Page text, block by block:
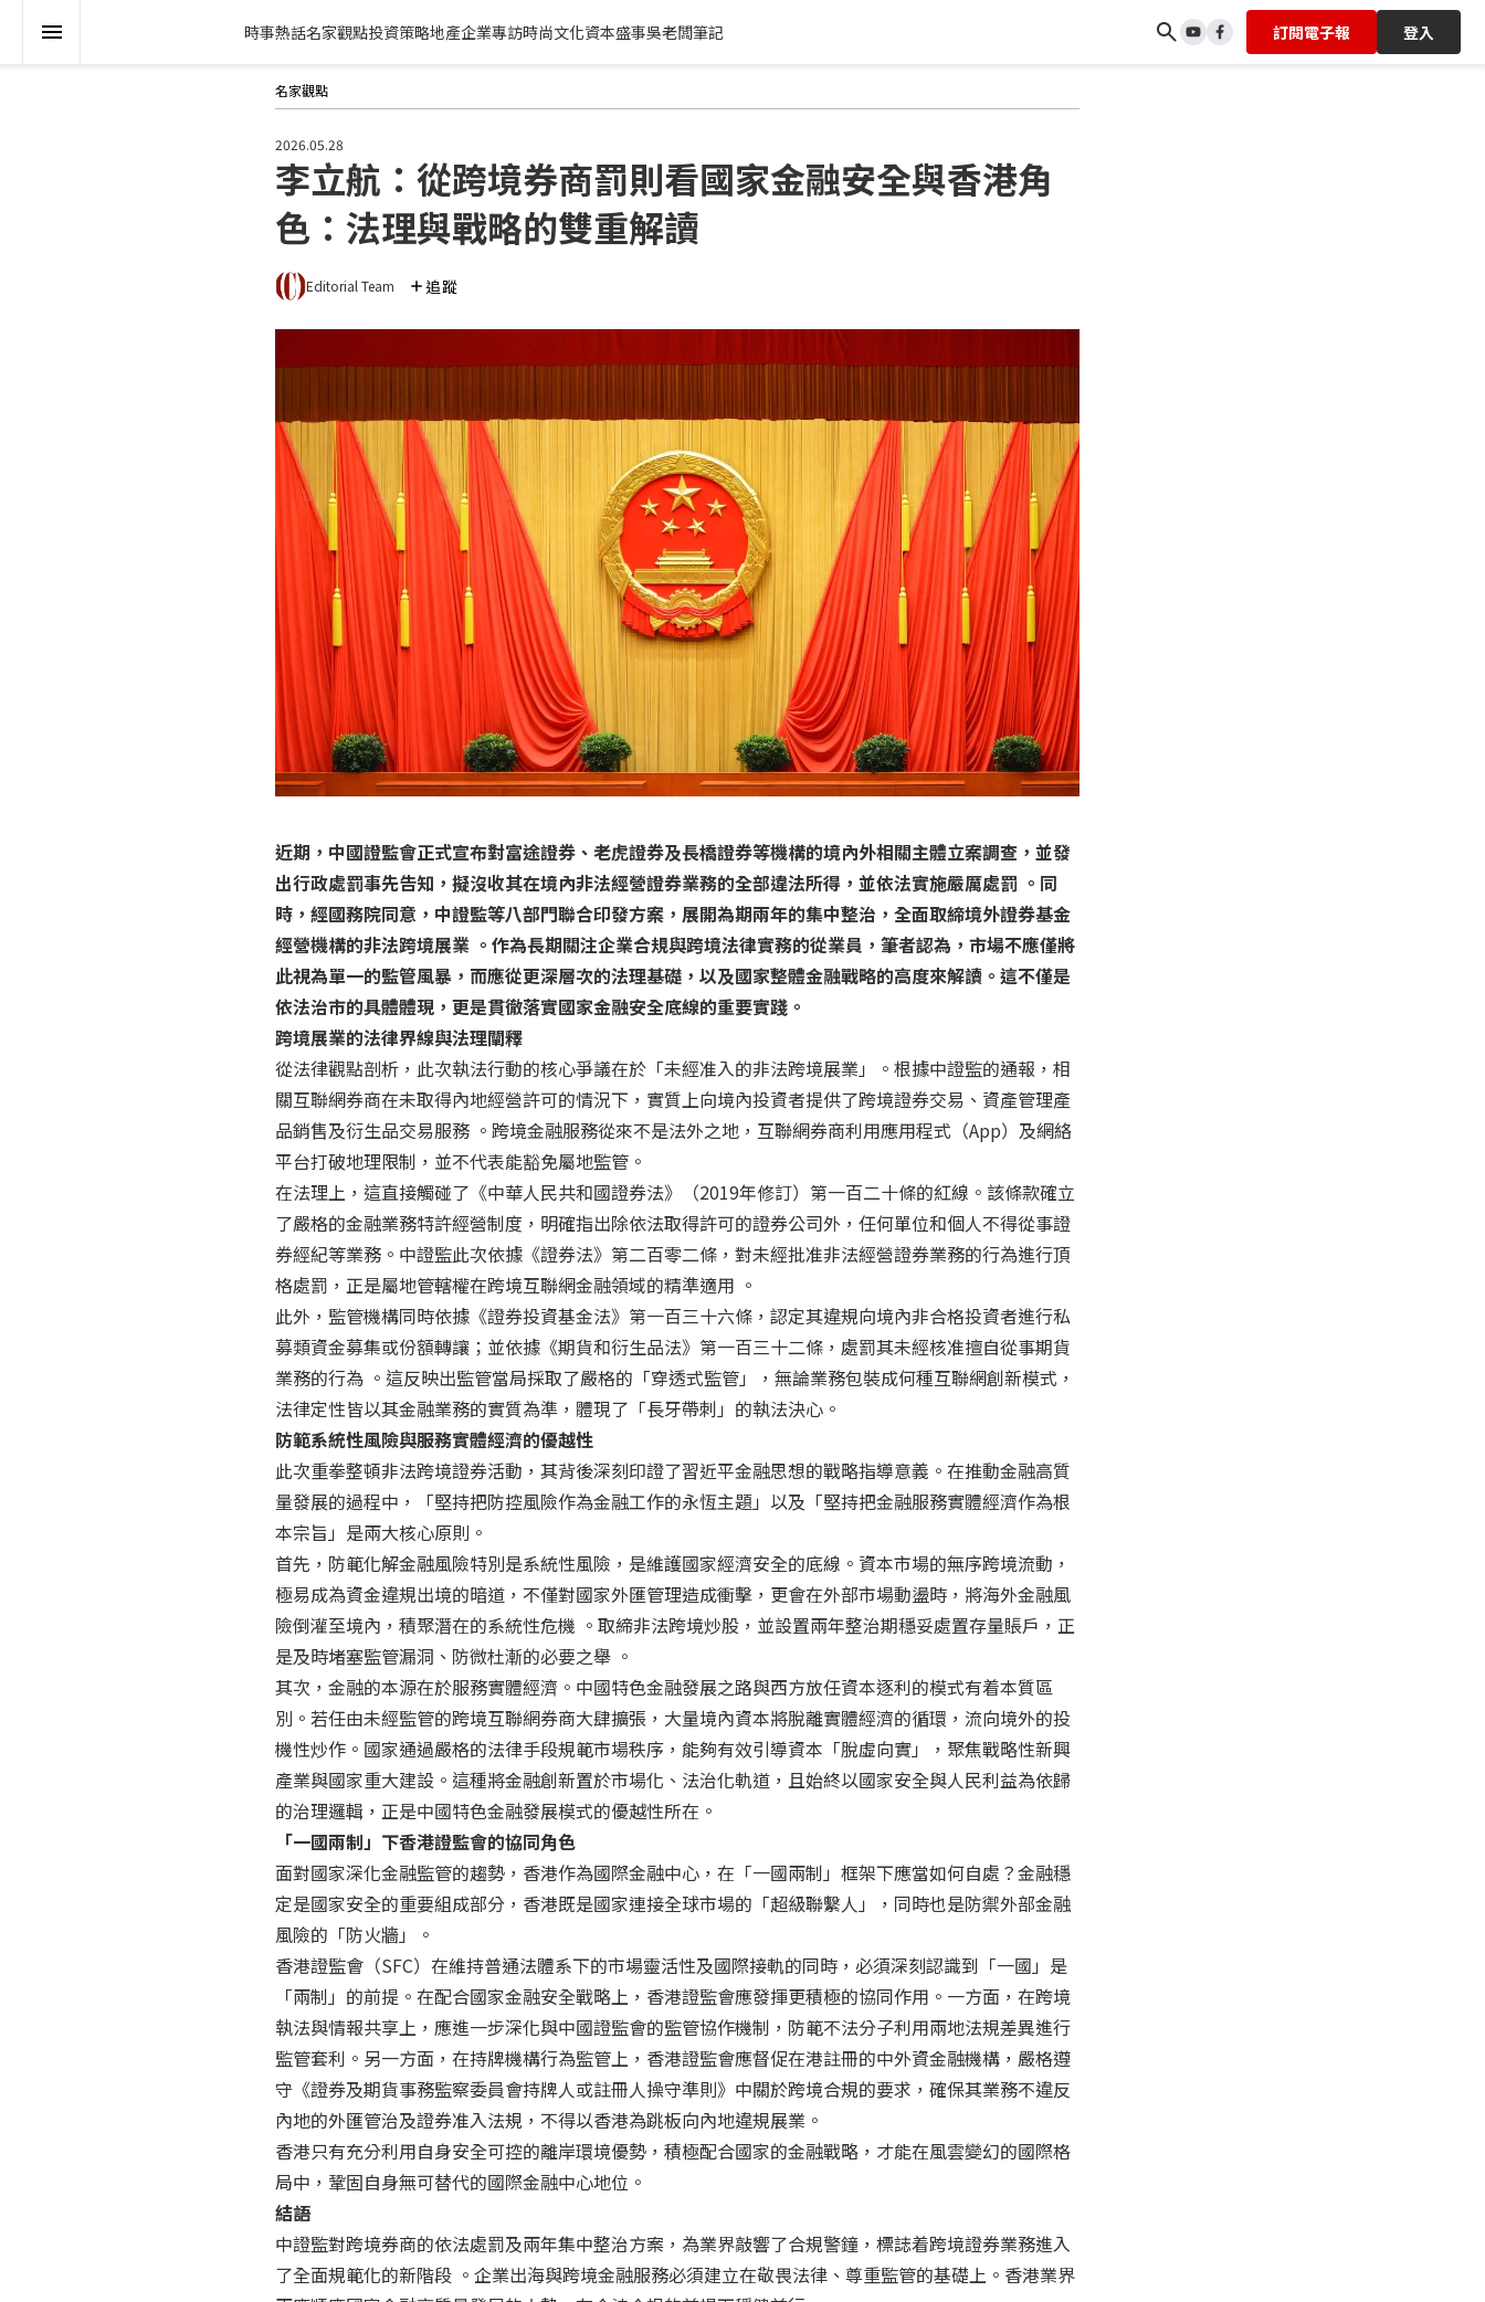
時事熱話名家觀點投資策略地產企業專訪時尚文化資本盛事吳老闆筆記 訂閱電子報 登入
名家觀點
2026.05.28
李立航：從跨境券商罰則看國家金融安全與香港角
色：法理與戰略的雙重解讀
Editorial Team 追蹤
近期，中國證監會正式宣布對富途證券、老虎證券及長橋證券等機構的境內外相關主體立案調查，並發
出行政處罰事先告知，擬沒收其在境內非法經營證券業務的全部違法所得，並依法實施嚴厲處罰 。同
時，經國務院同意，中證監等八部門聯合印發方案，展開為期兩年的集中整治，全面取締境外證券基金
經營機構的非法跨境展業 。作為長期關注企業合規與跨境法律實務的從業員，筆者認為，市場不應僅將
此視為單一的監管風暴，而應從更深層次的法理基礎，以及國家整體金融戰略的高度來解讀。這不僅是
依法治市的具體體現，更是貫徹落實國家金融安全底線的重要實踐。
跨境展業的法律界線與法理闡釋
從法律觀點剖析，此次執法行動的核心爭議在於「未經准入的非法跨境展業」。根據中證監的通報，相
關互聯網券商在未取得內地經營許可的情況下，實質上向境內投資者提供了跨境證券交易、資產管理產
品銷售及衍生品交易服務 。跨境金融服務從來不是法外之地，互聯網券商利用應用程式（App）及網絡
平台打破地理限制，並不代表能豁免屬地監管。
在法理上，這直接觸碰了《中華人民共和國證券法》（2019年修訂）第一百二十條的紅線。該條款確立
了嚴格的金融業務特許經營制度，明確指出除依法取得許可的證券公司外，任何單位和個人不得從事證
券經紀等業務。中證監此次依據《證券法》第二百零二條，對未經批准非法經營證券業務的行為進行頂
格處罰，正是屬地管轄權在跨境互聯網金融領域的精準適用 。
此外，監管機構同時依據《證券投資基金法》第一百三十六條，認定其違規向境內非合格投資者進行私
募類資金募集或份額轉讓；並依據《期貨和衍生品法》第一百三十二條，處罰其未經核准擅自從事期貨
業務的行為 。這反映出監管當局採取了嚴格的「穿透式監管」，無論業務包裝成何種互聯網創新模式，
法律定性皆以其金融業務的實質為準，體現了「長牙帶刺」的執法決心。
防範系統性風險與服務實體經濟的優越性
此次重拳整頓非法跨境證券活動，其背後深刻印證了習近平金融思想的戰略指導意義。在推動金融高質
量發展的過程中，「堅持把防控風險作為金融工作的永恆主題」以及「堅持把金融服務實體經濟作為根
本宗旨」是兩大核心原則。
首先，防範化解金融風險特別是系統性風險，是維護國家經濟安全的底線。資本市場的無序跨境流動，
極易成為資金違規出境的暗道，不僅對國家外匯管理造成衝擊，更會在外部市場動盪時，將海外金融風
險倒灌至境內，積聚潛在的系統性危機 。取締非法跨境炒股，並設置兩年整治期穩妥處置存量賬戶，正
是及時堵塞監管漏洞、防微杜漸的必要之舉 。
其次，金融的本源在於服務實體經濟。中國特色金融發展之路與西方放任資本逐利的模式有着本質區
別。若任由未經監管的跨境互聯網券商大肆擴張，大量境內資本將脫離實體經濟的循環，流向境外的投
機性炒作。國家通過嚴格的法律手段規範市場秩序，能夠有效引導資本「脫虛向實」，聚焦戰略性新興
產業與國家重大建設。這種將金融創新置於市場化、法治化軌道，且始終以國家安全與人民利益為依歸
的治理邏輯，正是中國特色金融發展模式的優越性所在。
「一國兩制」下香港證監會的協同角色
面對國家深化金融監管的趨勢，香港作為國際金融中心，在「一國兩制」框架下應當如何自處？金融穩
定是國家安全的重要組成部分，香港既是國家連接全球市場的「超級聯繫人」，同時也是防禦外部金融
風險的「防火牆」。
香港證監會（SFC）在維持普通法體系下的市場靈活性及國際接軌的同時，必須深刻認識到「一國」是
「兩制」的前提。在配合國家金融安全戰略上，香港證監會應發揮更積極的協同作用。一方面，在跨境
執法與情報共享上，應進一步深化與中國證監會的監管協作機制，防範不法分子利用兩地法規差異進行
監管套利。另一方面，在持牌機構行為監管上，香港證監會應督促在港註冊的中外資金融機構，嚴格遵
守《證券及期貨事務監察委員會持牌人或註冊人操守準則》中關於跨境合規的要求，確保其業務不違反
內地的外匯管治及證券准入法規，不得以香港為跳板向內地違規展業。
香港只有充分利用自身安全可控的離岸環境優勢，積極配合國家的金融戰略，才能在風雲變幻的國際格
局中，鞏固自身無可替代的國際金融中心地位。
結語
中證監對跨境券商的依法處罰及兩年集中整治方案，為業界敲響了合規警鐘，標誌着跨境證券業務進入
了全面規範化的新階段 。企業出海與跨境金融服務必須建立在敬畏法律、尊重監管的基礎上。香港業界